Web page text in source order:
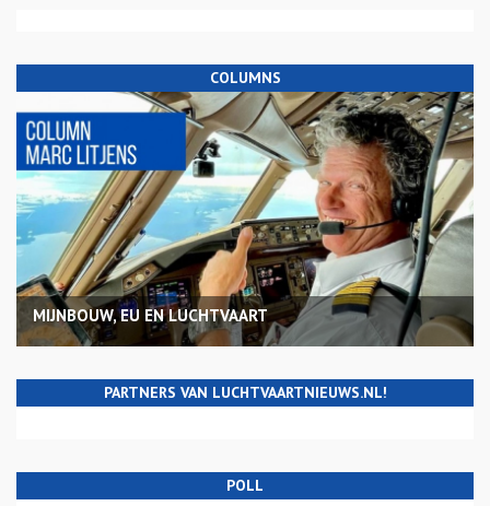
COLUMNS
MIJNBOUW, EU EN LUCHTVAART
PARTNERS VAN LUCHTVAARTNIEUWS.NL!
POLL